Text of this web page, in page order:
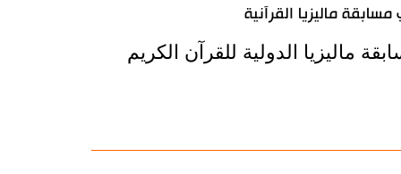
ماليزيا القرآنية
الدولية للقرآن الكريم